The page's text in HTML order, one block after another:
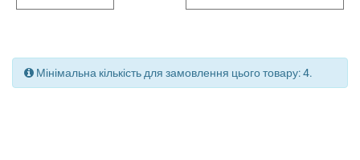
Мінімальна кількість для замовлення цього товару: 4.